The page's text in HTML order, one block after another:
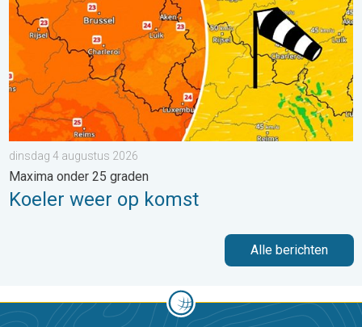
dinsdag 4 augustus 2026
Maxima onder 25 graden
Koeler weer op komst
Alle berichten